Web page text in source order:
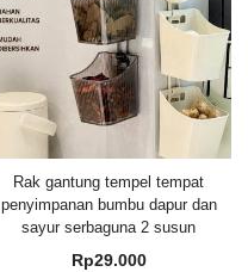
Rak gantung tempel tempat
penyimpanan bumbu dapur dan
sayur serbaguna 2 susun
Rp29.000